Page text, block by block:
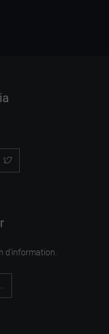
d'information.